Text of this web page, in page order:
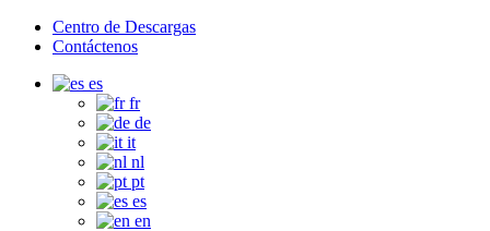
Centro de Descargas
Contáctenos
es
fr
de
it
nl
pt
es
en